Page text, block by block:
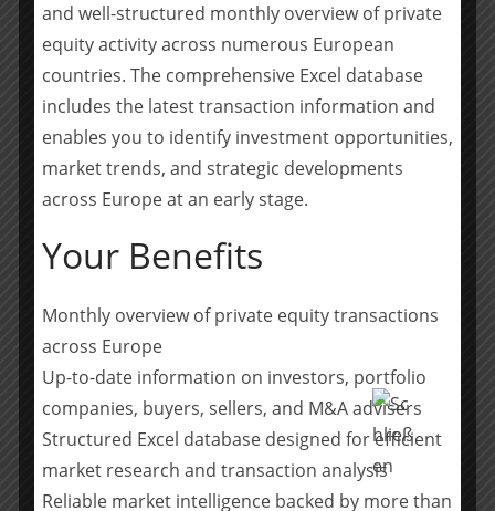
Deutschland zu werden.“
Über Scharpenberg Orthopädie-Technik
: Das
Sanitätshaus Scharpenberg bietet eine umfassende
Beratung und Versorgung in den Bereichen der
Orthopädie- und Rehatechnik und ist das erste und
einzige Endo-Exo-Kompetenzzentrum in
Norddeutschland. – https://scharpenberg.com
Über Beyond Capital Partners
von ihr beratenen Fonds Mehrheiten an profitablen
mittelständischen Unternehmen aus der DACH-Region
mit dem Fokus auf die Asset-Light Bereiche
Dienstleistung, IT, Software, Healthcare, Lifestyle und
Entertainment. Diese Transaktion profitiert von der
Unterstützung der Europäischen Union im Rahmen des
InvestEU-Fonds. –https://beyondcapital-partners.com
and well-structured monthly overview of private
equity activity across numerous European
countries. The comprehensive Excel database
includes the latest transaction information and
enables you to identify investment opportunities,
market trends, and strategic developments
across Europe at an early stage.
Your Benefits
Monthly overview of private equity transactions
across Europe
Up-to-date information on investors, portfolio
companies, buyers, sellers, and M&A advisers
Structured Excel database designed for efficient
market research and transaction analysis
Reliable market intelligence backed by more than